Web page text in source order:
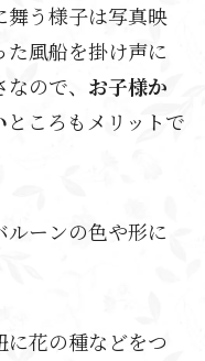
舞う様子は写真映
た風船を掛け声に
ので、 お子様か
ところもメリットで
ーンの色や形に
花の種などをつ